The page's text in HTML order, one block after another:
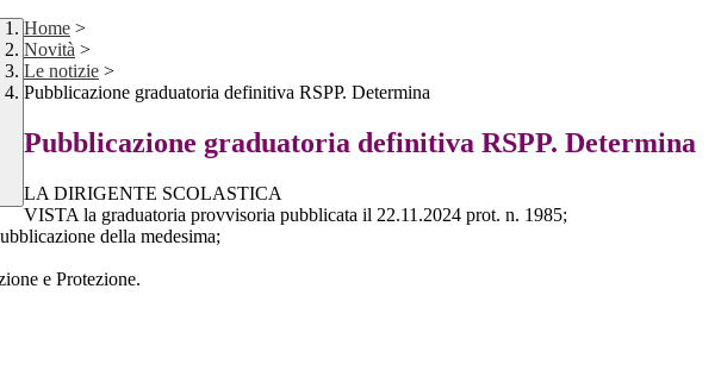
Home >
Novità >
Le notizie >
Pubblicazione graduatoria definitiva RSPP. Determina
Pubblicazione graduatoria definitiva RSPP. Determina
LA DIRIGENTE SCOLASTICA
VISTA la graduatoria provvisoria pubblicata il 22.11.2024 prot. n. 1985;
della medesima;
e Protezione.